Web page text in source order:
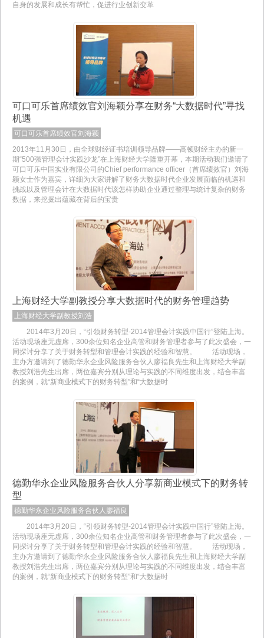
自身的发展和成长有帮忙，促进行业创新变革
可口可乐首席绩效官刘海颖分享在财务“大数据时代”寻找
机遇
可口可乐首席绩效官刘海颖
2013年11月30日，由全球财经证书培训领导品牌——高顿财经主办的新一
期“500强管理会计实践沙龙”在上海财经大学隆重开幕，本期活动我们邀请了
可口可乐中国实业有限公司的Chief performance officer（首席绩效官）刘海
颖女士作为嘉宾，详细为大家讲解了财务大数据时代企业发展面临的机遇和
挑战以及管理会计在大数据时代该怎样协助企业通过整理与统计复杂的财务
数据，来挖掘出蕴藏在背后的宝贵
上海财经大学副教授分享大数据时代的财务管理趋势
上海财经大学副教授刘浩
2014年3月20日，“引领财务转型-2014管理会计实践中国行”登陆上海。
活动现场座无虚席，300余位知名企业高管和财务管理者参与了此次盛会，一
同探讨分享了关于财务转型和管理会计实践的经验和智慧。 活动现场，
主办方邀请到了德勤华永企业风险服务合伙人廖福良先生和上海财经大学副
教授刘浩先生出席，两位嘉宾分别从理论与实践的不同维度出发，结合丰富
的案例，就“新商业模式下的财务转型”和“大数据时
德勤华永企业风险服务合伙人分享新商业模式下的财务转
型
德勤华永企业风险服务合伙人廖福良
2014年3月20日，“引领财务转型-2014管理会计实践中国行”登陆上海。
活动现场座无虚席，300余位知名企业高管和财务管理者参与了此次盛会，一
同探讨分享了关于财务转型和管理会计实践的经验和智慧。 活动现场，
主办方邀请到了德勤华永企业风险服务合伙人廖福良先生和上海财经大学副
教授刘浩先生出席，两位嘉宾分别从理论与实践的不同维度出发，结合丰富
的案例，就“新商业模式下的财务转型”和“大数据时